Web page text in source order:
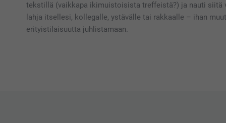
tekstillä (vaikkapa ikimuistoisista treffeistä?) ja nauti siitä
lahja itsellesi, kollegalle, ystävälle tai rakkaalle – ihan
erityistilaisuutta juhlistamaan.